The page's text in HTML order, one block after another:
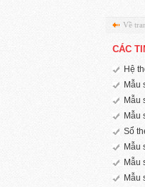
Về
CÁC
Hệ
Mẫu
Mẫu
Mẫu
Sổ
Mẫu
Mẫu
Mẫu